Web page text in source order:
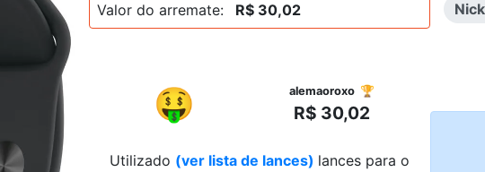
Valor do arremate:
R$ 30,02
🤑 alemaoroxo 🏆
R$ 30,02
Utilizado (ver lista de lances) lances para o
Nick